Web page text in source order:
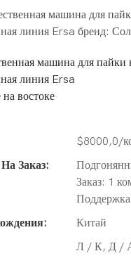
машина для
линия Ersa бренд:
машина для
линия Ersa
востоке
$8000,0/
Заказ:
Заказ: 1
Поддержка
Китай
Л / К, Д /